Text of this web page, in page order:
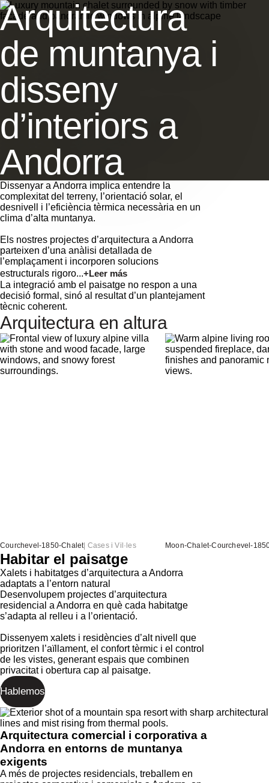
Arquitectura
de muntanya i
disseny
d’interiors a
Andorra
Dissenyar a Andorra implica entendre la
complexitat del terreny, l’orientació solar, el
desnivell i l’eficiència tèrmica necessària en un
clima d’alta muntanya.
Els nostres projectes d’arquitectura a Andorra
parteixen d’una anàlisi detallada de
l’emplaçament i incorporen solucions
estructurals rigoro...+Leer más
La integració amb el paisatge no respon a una
decisió formal, sinó al resultat d’un plantejament
tècnic coherent.
Arquitectura en altura
Courchevel-1850-Chalet| Cases i Vil·les Moon-Chalet-Courchevel-
Habitar el paisatge
Xalets i habitatges d’arquitectura a Andorra
adaptats a l’entorn natural
Desenvolupem projectes d’arquitectura
residencial a Andorra en què cada habitatge
s’adapta al relleu i a l’orientació.
Dissenyem xalets i residències d’alt nivell que
prioritzen l’aïllament, el confort tèrmic i el control
de les vistes, generant espais que combinen
privacitat i obertura cap al paisatge.
Hablemos
Arquitectura comercial i corporativa a
Andorra en entorns de muntanya
exigents
A més de projectes residencials, treballem en